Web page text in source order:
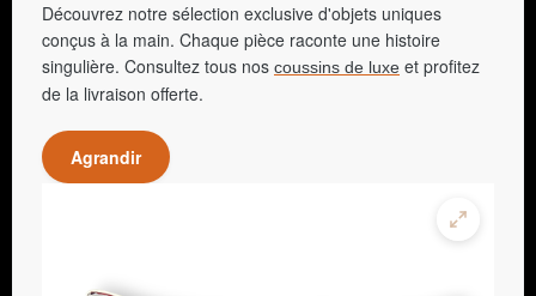
Découvrez notre sélection exclusive d'objets uniques
conçus à la main. Chaque pièce raconte une histoire
singulière. Consultez tous nos coussins de luxe et profitez
de la livraison offerte.
Agrandir